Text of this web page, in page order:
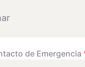
de Emergencia